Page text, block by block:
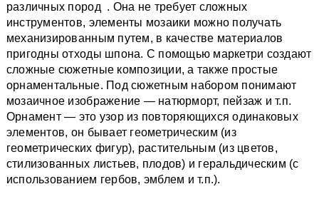
различных пород . Она не требует сложных
инструментов, элементы мозаики можно получать
механизированным путем, в качестве материалов
пригодны отходы шпона. С помощью маркетри создают
сложные сюжетные композиции, а также простые
орнаментальные. Под сюжетным набором понимают
мозаичное изображение — натюрморт, пейзаж и т.п.
Орнамент — это узор из повторяющихся одинаковых
элементов, он бывает геометрическим (из
геометрических фигур), растительным (из цветов,
стилизованных листьев, плодов) и геральдическим (с
использованием гербов, эмблем и т.п.).